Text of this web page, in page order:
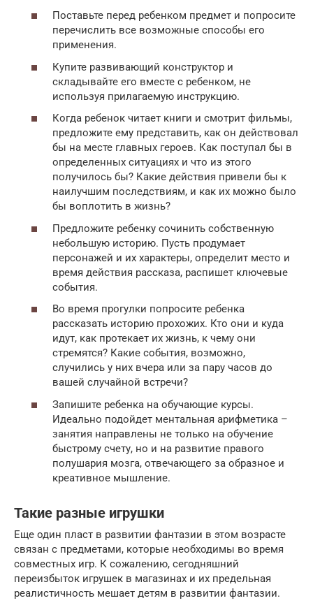
Поставьте перед ребенком предмет и попросите
перечислить все возможные способы его
применения.
Купите развивающий конструктор и
складывайте его вместе с ребенком, не
используя прилагаемую инструкцию.
Когда ребенок читает книги и смотрит фильмы,
предложите ему представить, как он действовал
бы на месте главных героев. Как поступал бы в
определенных ситуациях и что из этого
получилось бы? Какие действия привели бы к
наилучшим последствиям, и как их можно было
бы воплотить в жизнь?
Предложите ребенку сочинить собственную
небольшую историю. Пусть продумает
персонажей и их характеры, определит место и
время действия рассказа, распишет ключевые
события.
Во время прогулки попросите ребенка
рассказать историю прохожих. Кто они и куда
идут, как протекает их жизнь, к чему они
стремятся? Какие события, возможно,
случились у них вчера или за пару часов до
вашей случайной встречи?
Запишите ребенка на обучающие курсы.
Идеально подойдет ментальная арифметика –
занятия направлены не только на обучение
быстрому счету, но и на развитие правого
полушария мозга, отвечающего за образное и
креативное мышление.
Такие разные игрушки
Еще один пласт в развитии фантазии в этом возрасте
связан с предметами, которые необходимы во время
совместных игр. К сожалению, сегодняшний
переизбыток игрушек в магазинах и их предельная
реалистичность мешает детям в развитии фантазии.